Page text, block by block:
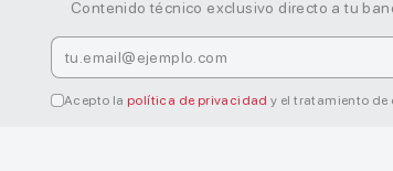
Contenido técnico exclusivo directo a tu
Acepto la política de privacidad y el tratamiento de